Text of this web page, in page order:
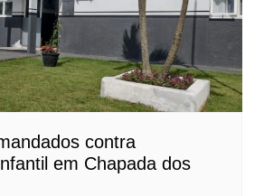
contra
em Chapada dos